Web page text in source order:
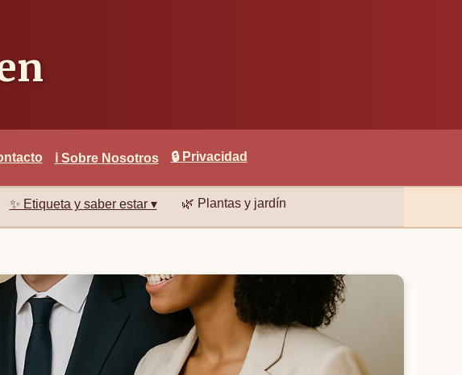
ℹ️Sobre Nosotros 🔒Privacidad
✨ Etiqueta y saber estar ▾ 🌿 Plantas y jardín